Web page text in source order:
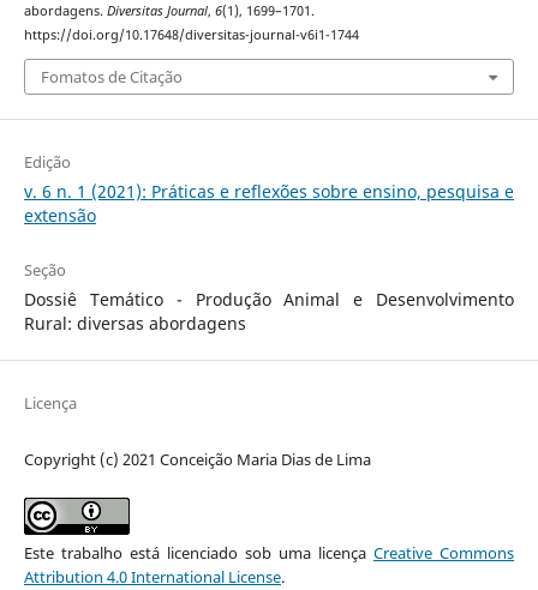
abordagens. Diversitas Journal, 6(1), 1699–1701.
https://doi.org/10.17648/diversitas-journal-v6i1-1744
Fomatos de Citação
Edição
v. 6 n. 1 (2021): Práticas e reflexões sobre ensino, pesquisa e
extensão
Seção
Dossiê Temático - Produção Animal e Desenvolvimento
Rural: diversas abordagens
Licença
Copyright (c) 2021 Conceição Maria Dias de Lima
Este trabalho está licenciado sob uma licençaCreative Commons
Attribution 4.0 International License.